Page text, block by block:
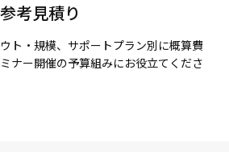
考見積り
ト・規模、サポートプラン別に概算費
ナー開催の予算組みにお役立てくださ